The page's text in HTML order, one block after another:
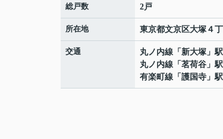
総戸数 2戸
所在地 東京都文京区大塚 ４
交通 丸ノ内線 「 新大塚 」
丸ノ内線 「 茗荷谷 」
有楽町線 「 護国寺 」